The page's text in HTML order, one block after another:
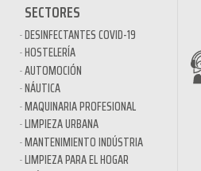
SECTORES
DESINFECTANTES COVID-19
HOSTELERÍA
AUTOMOCIÓN
NÁUTICA
MAQUINARIA PROFESIONAL
LIMPIEZA URBANA
MANTENIMIENTO INDÚSTRIA
LIMPIEZA PARA EL HOGAR